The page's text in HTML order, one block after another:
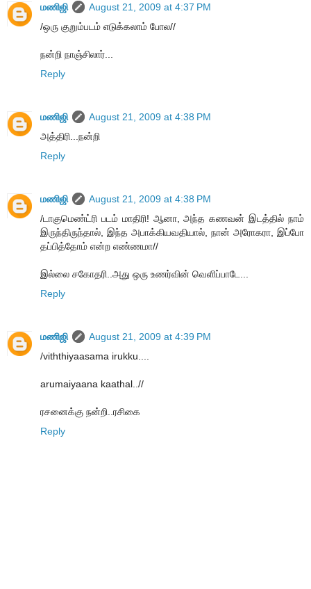
மணிஜி
August 21, 2009 at 4:37 PM
/ஒரு குறும்படம் எடுக்கலாம் போல//
நன்றி நாஞ்சிலார்...
Reply
மணிஜி
August 21, 2009 at 4:38 PM
அத்திரி...நன்றி
Reply
மணிஜி
August 21, 2009 at 4:38 PM
/டாகுமெண்ட்ரி படம் மாதிரி! ஆனா, அந்த கணவன் இடத்தில் நாம்
இருந்திருந்தால், இந்த அபாக்கியவதியால், நான் அரோகரா, இப்போ
தப்பித்தோம் என்ற எண்ணமா//
இல்லை சகோதரி..அது ஒரு உணர்வின் வெளிப்பாடே...
Reply
மணிஜி
August 21, 2009 at 4:39 PM
/viththiyaasama irukku....
arumaiyaana kaathal..//
ரசனைக்கு நன்றி..ரசிகை
Reply